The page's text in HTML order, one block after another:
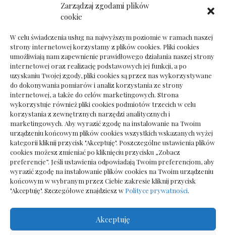
Zarządzaj zgodami plików
cookie
W celu świadczenia usług na najwyższym poziomie w ramach naszej
strony internetowej korzystamy z plików cookies. Pliki cookies
umożliwiają nam zapewnienie prawidłowego działania naszej strony
internetowej oraz realizację podstawowych jej funkcji, a po
uzyskaniu Twojej zgody, pliki cookies są przez nas wykorzystywane
do dokonywania pomiarów i analiz korzystania ze strony
internetowej, a także do celów marketingowych. Strona
wykorzystuje również pliki cookies podmiotów trzecich w celu
korzystania z zewnętrznych narzędzi analitycznych i
marketingowych. Aby wyrazić zgodę na instalowanie na Twoim
urządzeniu końcowym plików cookies wszystkich wskazanych wyżej
kategorii kliknij przycisk "Akceptuję". Poszczególne ustawienia plików
cookies możesz zmieniać po kliknięciu przycisku „Zobacz
preferencje”. Jeśli ustawienia odpowiadają Twoim preferencjom, aby
wyrazić zgodę na instalowanie plików cookies na Twoim urządzeniu
końcowym w wybranym przez Ciebie zakresie kliknij przycisk
"Akceptuję". Szczegółowe znajdziesz w Polityce prywatności.
Akceptuję
Dokumenty do odbioru przy zmianie biura
Deska podłogowa do salonu: jak wybrać bez
pośpiechu